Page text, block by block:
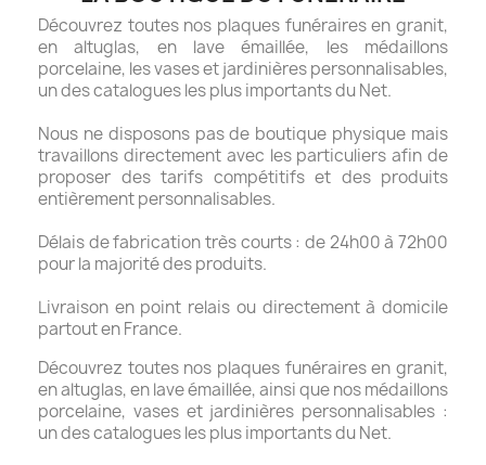
Découvrez toutes nos plaques funéraires en granit,
en altuglas, en lave émaillée, les médaillons
porcelaine, les vases et jardinières personnalisables,
un des catalogues les plus importants du Net.
Nous ne disposons pas de boutique physique mais
travaillons directement avec les particuliers afin de
proposer des tarifs compétitifs et des produits
entièrement personnalisables.
Délais de fabrication très courts : de 24h00 à 72h00
pour la majorité des produits.
Livraison en point relais ou directement à domicile
partout en France.
Découvrez toutes nos plaques funéraires en granit,
en altuglas, en lave émaillée, ainsi que nos médaillons
porcelaine, vases et jardinières personnalisables :
un des catalogues les plus importants du Net.